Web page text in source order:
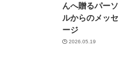
んへ贈るパーソ
ルからのメッセ
ージ
2026.05.19